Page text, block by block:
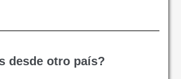
desde otro país?